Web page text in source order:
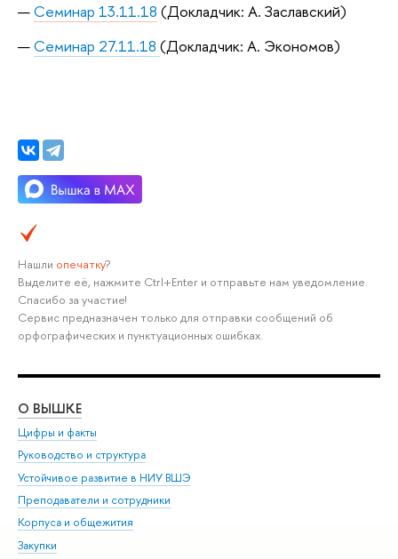
Семинар 13.11.18 (Докладчик: А. Заславский)
Семинар 27.11.18 (Докладчик: А. Экономов)
Нашли опечатку?
Выделите её, нажмите Ctrl+Enter и отправьте нам уведомление.
Спасибо за участие!
Сервис предназначен только для отправки сообщений об
орфографических и пунктуационных ошибках.
О ВЫШКЕ
Цифры и факты
Руководство и структура
Устойчивое развитие в НИУ ВШЭ
Преподаватели и сотрудники
Корпуса и общежития
Закупки